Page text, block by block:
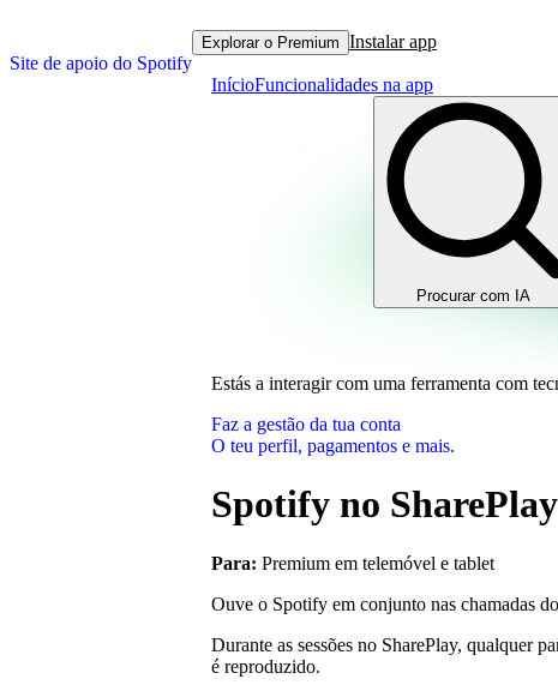
Site de apoio do Spotify
Explorar o Premium Instalar app
InícioFuncionalidades na app
Procurar com IA
Estás a interagir com uma ferramenta com
Faz a gestão da tua conta
O teu perfil, pagamentos e mais.
Spotify no SharePlay
Para: Premium em telemóvel e tablet
Ouve o Spotify em conjunto nas chamadas
Durante as sessões no SharePlay, qualquer
é reproduzido.